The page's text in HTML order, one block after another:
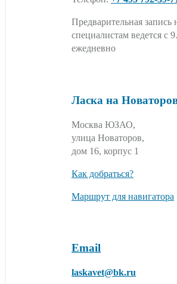
Предварительная запись
специалистам ведется с
ежедневно
Ласка на
Москва ЮЗАО,
улица Новаторов,
дом 16, корпус 1
Как добраться?
Маршрут для навигатора
Email
laskavet@bk.ru